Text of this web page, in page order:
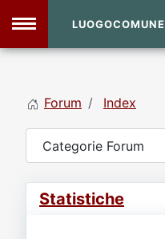
LUOGOCOMUNE
Forum Index
Statistiche